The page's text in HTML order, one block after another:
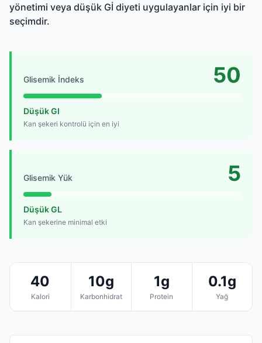
yönetimi veya düşük Gİ diyeti uygulayanlar için iyi bir
seçimdir.
Glisemik İndeks 50
Düşük GI
Kan şekeri kontrolü için en iyi
Glisemik Yük 5
Düşük GL
Kan şekerine minimal etki
40
Kalori
10g
Karbonhidrat
1g
Protein
0.1g
Yağ